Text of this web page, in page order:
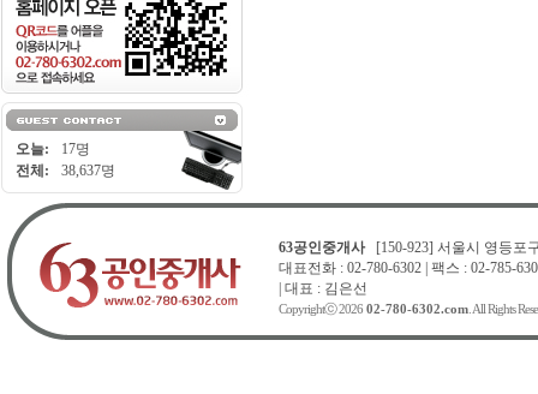
오늘:
17명
전체:
38,637명
63공인중개사[150-923] 서울시 영등포
대표전화 : 02-780-6302 | 팩스 : 02-785-
| 대표 : 김은선
Copyrightⓒ 2026 02-780-6302.com. All Rights